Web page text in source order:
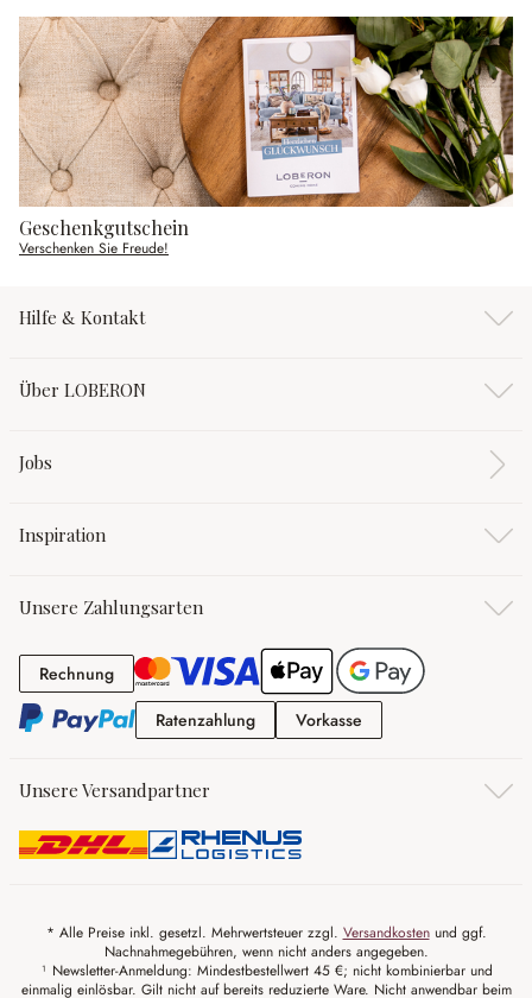
Geschenkgutschein
Verschenken Sie Freude!
Hilfe & Kontakt
Über LOBERON
Jobs
Inspiration
Unsere Zahlungsarten
RechnungRechnung
RatenzahlungRatenzahlung
Vorkasse
Unsere Versandpartner
* Alle Preise inkl. gesetzl. Mehrwertsteuer zzgl. Versandkostenund ggf.
Nachnahmegebühren, wenn nicht anders angegeben.
¹ Newsletter-Anmeldung: Mindestbestellwert 45 €; nicht kombinierbar und
einmalig einlösbar. Gilt nicht auf bereits reduzierte Ware. Nicht anwendbar beim